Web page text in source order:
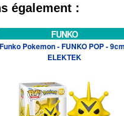
également :
FUNKO
Funko Pokemon - FUNKO POP -
ELEKTEK